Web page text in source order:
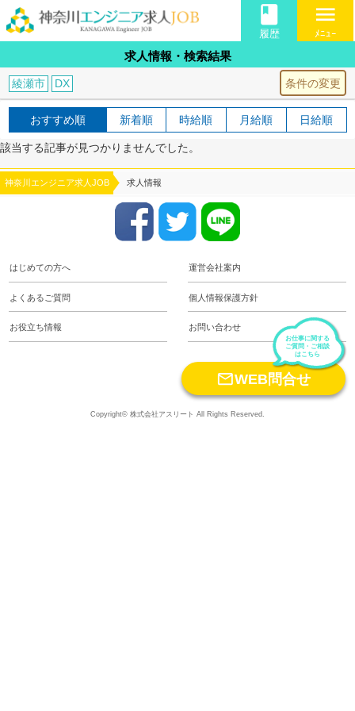
book
履歴
menu
ﾒﾆｭｰ
求人情報・検索結果
条件の変更
綾瀬市 DX
おすすめ順 新着順 時給順 月給順 日給順
該当する記事が見つかりませんでした。
神奈川エンジニア求人JOB 求人情報
はじめての方へ 運営会社案内
よくあるご質問 個人情報保護方針
お役立ち情報 お問い合わせ
お仕事に関する
ご質問・ご相談
はこちら
WEB問合せ
Copyright© 株式会社アスリート All Rights Reserved.